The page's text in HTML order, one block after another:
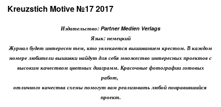
Kreuzstich Motive №17 2017
Издательство: Partner Medien Verlags
Язык: немецкий
Журнал будет интересен тем, кто увлекается вышиванием крестом. В каждом
номере любители вышивки найдут для себя множество интересных проектов с
высоким качеством цветных диаграмм. Красочные фотографии готовых
работ,
отличного качества схемы помогут вам реализовать любой понравившийся
проект.